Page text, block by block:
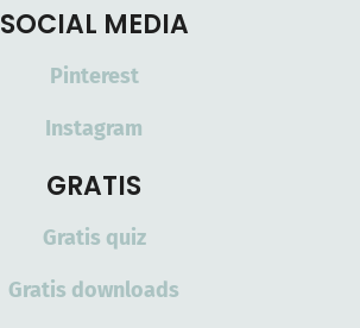
SOCIAL MEDIA
Pinterest
Instagram
GRATIS
Gratis quiz
Gratis downloads